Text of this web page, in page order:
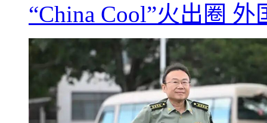
“China Cool”火出圈